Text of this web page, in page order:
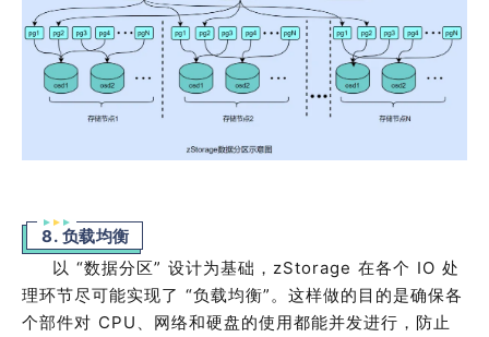
8. 负载均衡
以 “数据分区” 设计为基础， zStorage 在各个 IO 处
理环节尽可能实现了 “负载均衡”。这样做的目的是确保各
个部件对 CPU 、网络和硬盘的使用都能并发进行，防止